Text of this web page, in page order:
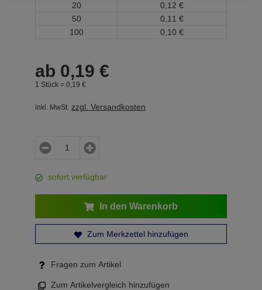
20
0, 12 €
50
0, 11 €
100
0, 10 €
ab 0,19 €
1 Stück = 0, 19 €
inkl. MwSt. zzgl. Versandkosten
sofort verfügbar
In den Warenkorb
Zum Merkzettel hinzufügen
Fragen zum Artikel
Zum Artikelvergleich hinzufügen